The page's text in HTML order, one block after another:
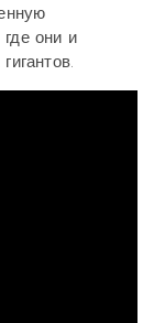
они и